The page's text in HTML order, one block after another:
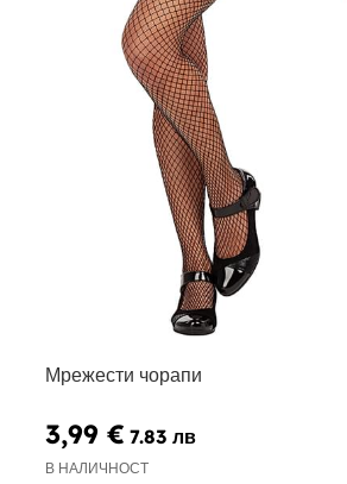
Мрежести чорапи
3,99 € 7.83 лв
В НАЛИЧНОСТ